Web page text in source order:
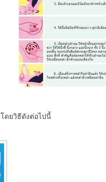
โดยวิธีดังต่อไปนี้